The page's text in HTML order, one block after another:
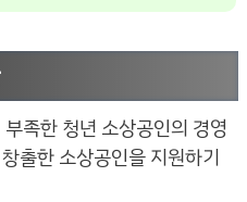
족한 청년 소상공인의 경영
출한 소상공인을 지원하기